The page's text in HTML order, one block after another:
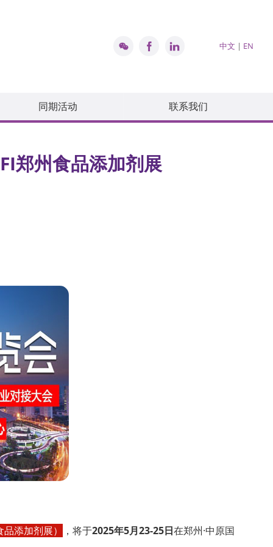
中文 | EN
同期活动 联系我们
郑州食品添加剂展
添加剂展） ，将于2025年5月23-25日在郑州·中原国